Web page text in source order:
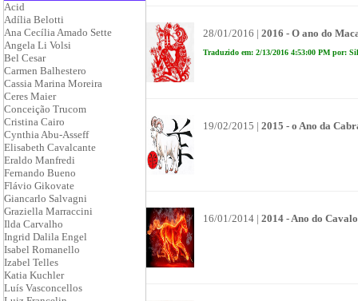
Acid
Adília Belotti
Ana Cecília Amado Sette
Angela Li Volsi
Bel Cesar
Carmen Balhestero
Cassia Marina Moreira
Ceres Maier
Conceição Trucom
Cristina Cairo
Cynthia Abu-Asseff
Elisabeth Cavalcante
Eraldo Manfredi
Fernando Bueno
Flávio Gikovate
Giancarlo Salvagni
Graziella Marraccini
Ilda Carvalho
Ingrid Dalila Engel
Isabel Romanello
Izabel Telles
Katia Kuchler
Luís Vasconcellos
28/01/2016 | 2016 - O ano do
Traduzido em: 2/13/2016 4:53:00 PM por:
19/02/2015 | 2015 - o Ano da
16/01/2014 | 2014 - Ano do Cavalo